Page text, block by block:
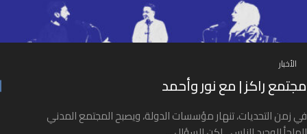
الأخبار
مجتمع راكز | مع نور وأحمد
في زمن التحديات، تنهار مؤسسات الدولة، ويصبح المجتمع المدني